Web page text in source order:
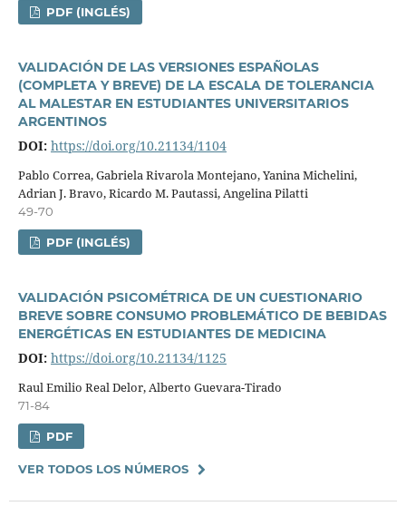
PDF (INGLÉS)
VALIDACIÓN DE LAS VERSIONES ESPAÑOLAS
(COMPLETA Y BREVE) DE LA ESCALA DE TOLERANCIA
AL MALESTAR EN ESTUDIANTES UNIVERSITARIOS
ARGENTINOS
DOI: https://doi.org/10.21134/1104
Pablo Correa, Gabriela Rivarola Montejano, Yanina Michelini,
Adrian J. Bravo, Ricardo M. Pautassi, Angelina Pilatti
49-70
PDF (INGLÉS)
VALIDACIÓN PSICOMÉTRICA DE UN CUESTIONARIO
BREVE SOBRE CONSUMO PROBLEMÁTICO DE BEBIDAS
ENERGÉTICAS EN ESTUDIANTES DE MEDICINA
DOI: https://doi.org/10.21134/1125
Raul Emilio Real Delor, Alberto Guevara-Tirado
71-84
PDF
VER TODOS LOS NÚMEROS